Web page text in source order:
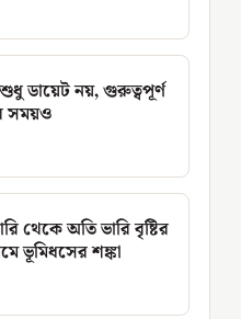
ডায়েট নয়, গুরুত্বপূর্ণ
সময়ও
থেকে অতি ভারি বৃষ্টির
ভূমিধসের শঙ্কা